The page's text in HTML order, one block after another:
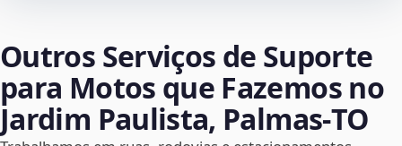
Outros Serviços de Suporte
para Motos que Fazemos no
Jardim Paulista, Palmas‑TO